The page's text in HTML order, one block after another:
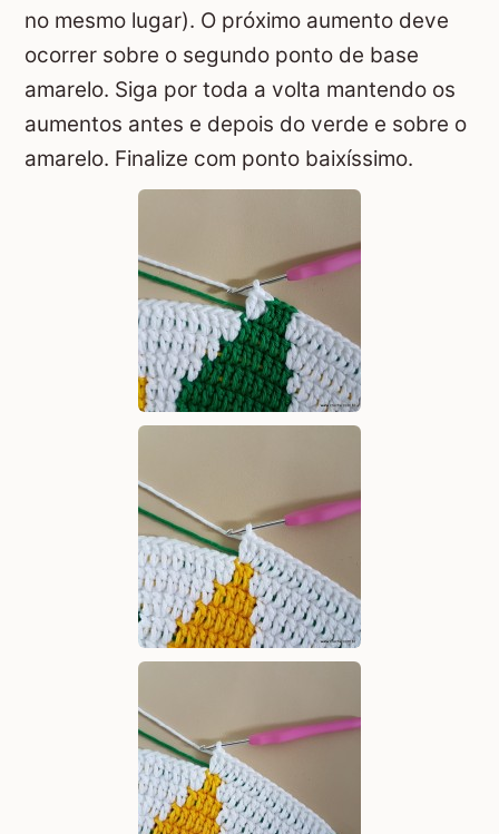
no mesmo lugar). O próximo aumento deve
ocorrer sobre o segundo ponto de base
amarelo. Siga por toda a volta mantendo os
aumentos antes e depois do verde e sobre o
amarelo. Finalize com ponto baixíssimo.